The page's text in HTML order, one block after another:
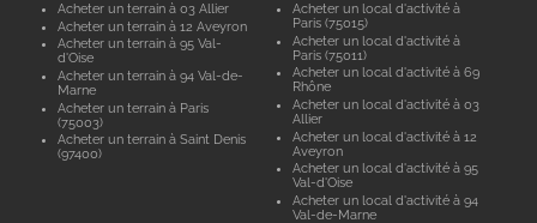
Acheter un terrain à 03 Allier
Acheter un terrain à 12 Aveyron
Acheter un terrain à 95 Val-
d'Oise
Acheter un terrain à 94 Val-de-
Marne
Acheter un terrain à Paris
(75003)
Acheter un terrain à Saint Denis
(97400)
Acheter un local d'activité à
Paris (75015)
Acheter un local d'activité à
Paris (75011)
Acheter un local d'activité à 69
Rhône
Acheter un local d'activité à 03
Allier
Acheter un local d'activité à 12
Aveyron
Acheter un local d'activité à 95
Val-d'Oise
Acheter un local d'activité à 94
Val-de-Marne